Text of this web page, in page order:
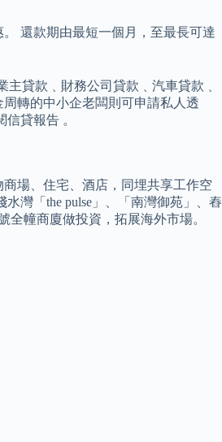
還款期由最短一個月，至最長可達
貸款﹑財務公司貸款﹑汽車貸款﹑
轉的中小企老闆則可申請私人透
貸報告 。
場、住宅、酒店，同埋共享工作空
灣「the pulse」、「南灣御苑」、舂
幢商廈做投資，拓展海外市場。